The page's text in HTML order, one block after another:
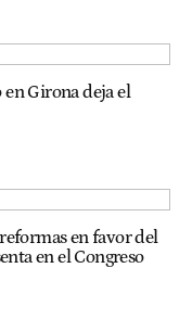
Girona deja el
en favor del
en el Congreso